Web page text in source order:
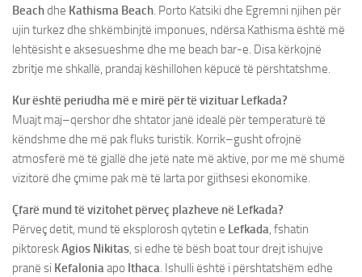
Beachdhe Kathisma Beach. Porto Katsiki dhe Egremni njihen për
ujin turkez dhe shkëmbinjtë imponues, ndërsa Kathisma është më
lehtësisht e aksesueshme dhe me beach bar-e. Disa kërkojnë
zbritje me shkallë, prandaj këshillohen këpucë të përshtatshme.
Kur është periudha më e mirë për të vizituar Lefkada?
Muajt maj–qershor dhe shtator janë idealë për temperaturë të
këndshme dhe më pak fluks turistik. Korrik–gusht ofrojnë
atmosferë më të gjallë dhe jetë nate më aktive, por me më shumë
vizitorë dhe çmime pak më të larta por gjithsesi ekonomike.
Çfarë mund të vizitohet përveç plazheve në Lefkada?
Përveç detit, mund të eksplorosh qytetin e Lefkada, fshatin
piktoreskAgios Nikitas, si edhe të bësh boat tour drejt ishujve
pranë si Kefaloniaapo Ithaca. Ishulli është i përshtatshëm edhe